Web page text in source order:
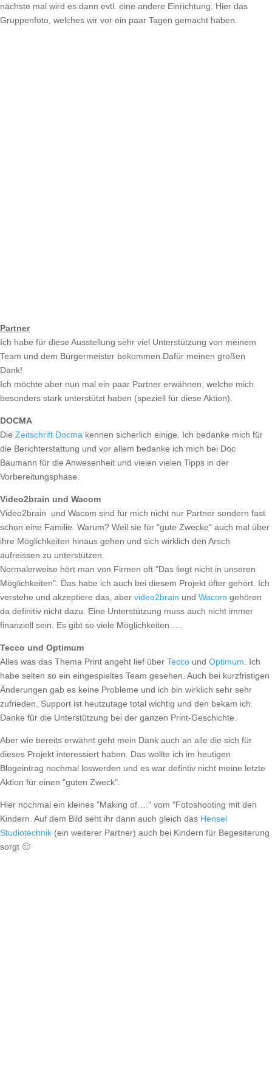
nächste mal wird es dann evtl. eine andere Einrichtung. Hier das
Gruppenfoto, welches wir vor ein paar Tagen gemacht haben.
Partner
Ich habe für diese Ausstellung sehr viel Unterstützung von meinem
Team und dem Bürgermeister bekommen.Dafür meinen großen
Dank!
Ich möchte aber nun mal ein paar Partner erwähnen, welche mich
besonders stark unterstützt haben (speziell für diese Aktion).
DOCMA
Die Zeitschrift Docma kennen sicherlich einige. Ich bedanke mich für
die Berichterstattung und vor allem bedanke ich mich bei Doc
Baumann für die Anwesenheit und vielen vielen Tipps in der
Vorbereitungsphase.
Video2brain und Wacom
Video2brain und Wacom sind für mich nicht nur Partner sondern fast
schon eine Familie. Warum? Weil sie für "gute Zwecke" auch mal über
ihre Möglichkeiten hinaus gehen und sich wirklich den Arsch
aufreissen zu unterstützen.
Normalerweise hört man von Firmen oft "Das liegt nicht in unseren
Möglichkeiten". Das habe ich auch bei diesem Projekt öfter gehört. Ich
verstehe und akzeptiere das, aber video2brain und Wacom gehören
da definitiv nicht dazu. Eine Unterstützung muss auch nicht immer
finanziell sein. Es gibt so viele Möglichkeiten…..
Tecco und Optimum
Alles was das Thema Print angeht lief über Tecco und Optimum . Ich
habe selten so ein eingespieltes Team gesehen. Auch bei kurzfristigen
Änderungen gab es keine Probleme und ich bin wirklich sehr sehr
zufrieden. Support ist heutzutage total wichtig und den bekam ich.
Danke für die Unterstützung bei der ganzen Print-Geschichte.
Aber wie bereits erwähnt geht mein Dank auch an alle die sich für
dieses Projekt interessiert haben. Das wollte ich im heutigen
Blogeintrag nochmal loswerden und es war defintiv nicht meine letzte
Aktion für einen "guten Zweck".
Hier nochmal ein kleines "Making of…." vom "Fotoshooting mit den
Kindern. Auf dem Bild seht ihr dann auch gleich das Hensel
Studiotechnik (ein weiterer Partner) auch bei Kindern für Begesiterung
sorgt 🙂